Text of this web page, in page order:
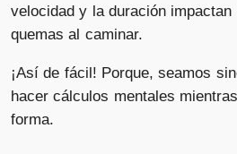
velocidad y la duración
quemas al caminar.
¡Así de fácil! Porque, seamos
hacer cálculos mentales
forma.